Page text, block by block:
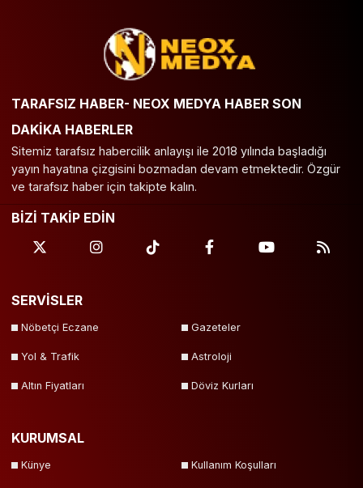
TARAFSIZ HABER- NEOX MEDYA HABER SON
DAKİKA HABERLER
Sitemiz tarafsız habercilik anlayışı ile 2018 yılında başladığı
yayın hayatına çizgisini bozmadan devam etmektedir. Özgür
ve tarafsız haber için takipte kalın.
BİZİ TAKİP EDİN
SERVİSLER
Nöbetçi Eczane Gazeteler
Yol & Trafik Astroloji
Altın Fiyatları Döviz Kurları
KURUMSAL
Künye Kullanım Koşulları